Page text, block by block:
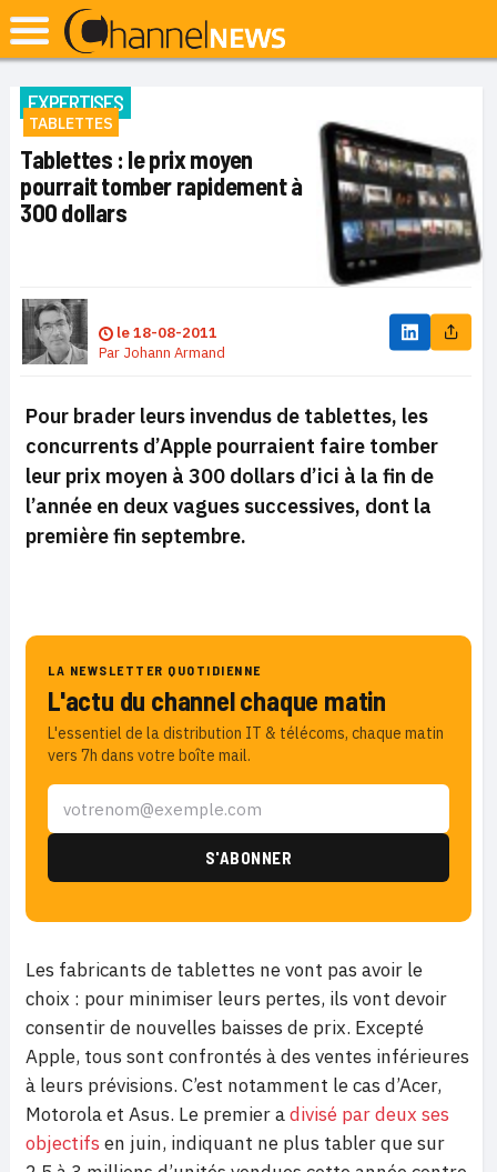
EXPERTISES
TABLETTES
Tablettes : le prix moyen
pourrait tomber rapidement à
300 dollars
le18-08-2011
Par Johann Armand
Pour brader leurs invendus de tablettes, les
concurrents d’Apple pourraient faire tomber
leur prix moyen à 300 dollars d’ici à la fin de
l’année en deux vagues successives, dont la
première fin septembre.
LA NEWSLETTER QUOTIDIENNE
L'actu du channel chaque matin
L'essentiel de la distribution IT & télécoms, chaque matin
vers 7h dans votre boîte mail.
Les fabricants de tablettes ne vont pas avoir le
choix : pour minimiser leurs pertes, ils vont devoir
consentir de nouvelles baisses de prix. Excepté
Apple, tous sont confrontés à des ventes inférieures
à leurs prévisions. C’est notamment le cas d’Acer,
Motorola et Asus. Le premier adivisé par deux ses
objectifs en juin, indiquant ne plus tabler que sur